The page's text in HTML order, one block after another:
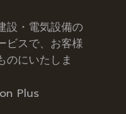
設・電気設備の
ビスで、お客様
のにいたしま